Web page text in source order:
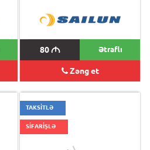
80M Ətraflı
Zəng et
TAKSİTLƏ
SİFARİŞLƏ